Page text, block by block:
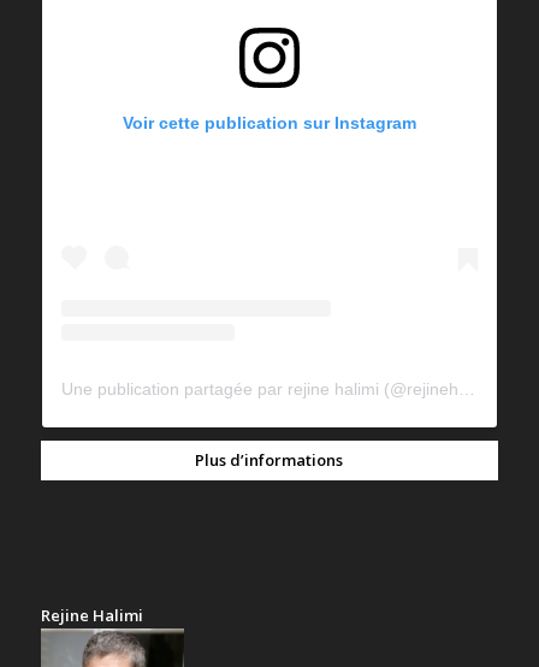
Voir cette publication sur Instagram
Plus d’informations
Rejine Halimi